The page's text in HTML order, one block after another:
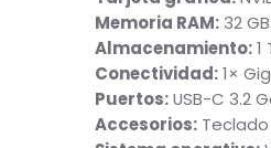
La HP Z1 G1i
capacidad de
Procesador:Intel
Tarjeta gráfica:
Memoria RAM:32